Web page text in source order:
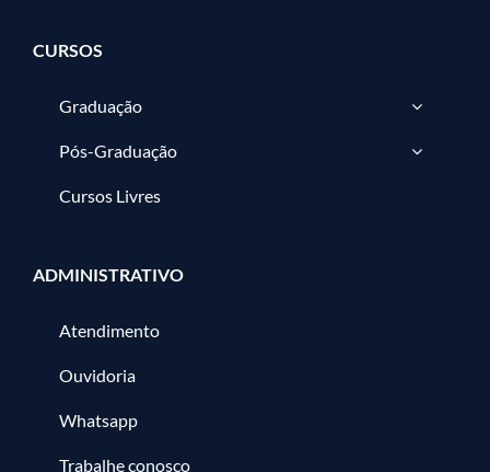
CURSOS
Graduação
Pós-Graduação
Cursos Livres
ADMINISTRATIVO
Atendimento
Ouvidoria
Whatsapp
Trabalhe conosco